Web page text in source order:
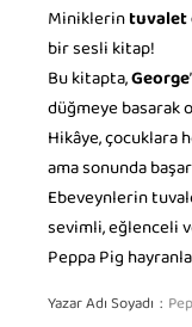
Miniklerin
bir sesli kitap!
Bu kitapta,George
düğmeye
Hikâye,
ama sonunda
Ebeveynlerin
sevimli, eğlenceli
Peppa Pig
Yazar Adı Soyadı